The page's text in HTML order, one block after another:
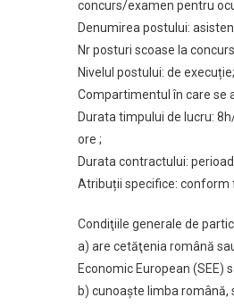
concurs/examen pentru
Denumirea postului:
Nr posturi scoase la
Nivelul postului: de execuție;
Compartimentul în care se
Durata timpului de lucru:
ore ;
Durata contractului:
Atribuții specifice: conform
Condiţiile generale de
a) are cetăţenia română
Economic European (SEE)
b) cunoaşte limba română,